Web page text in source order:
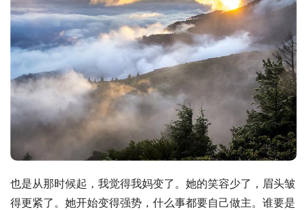
也是从那时候起，我觉得我妈变了。她的笑容少了，眉头皱
得更紧了。她开始变得强势，什么事都要自己做主。谁要是